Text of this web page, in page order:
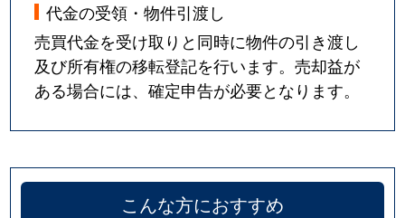
代金の受領・物件引渡し
売買代金を受け取りと同時に物件の引き渡し
及び所有権の移転登記を行います。売却益が
ある場合には、確定申告が必要となります。
こんな方におすすめ